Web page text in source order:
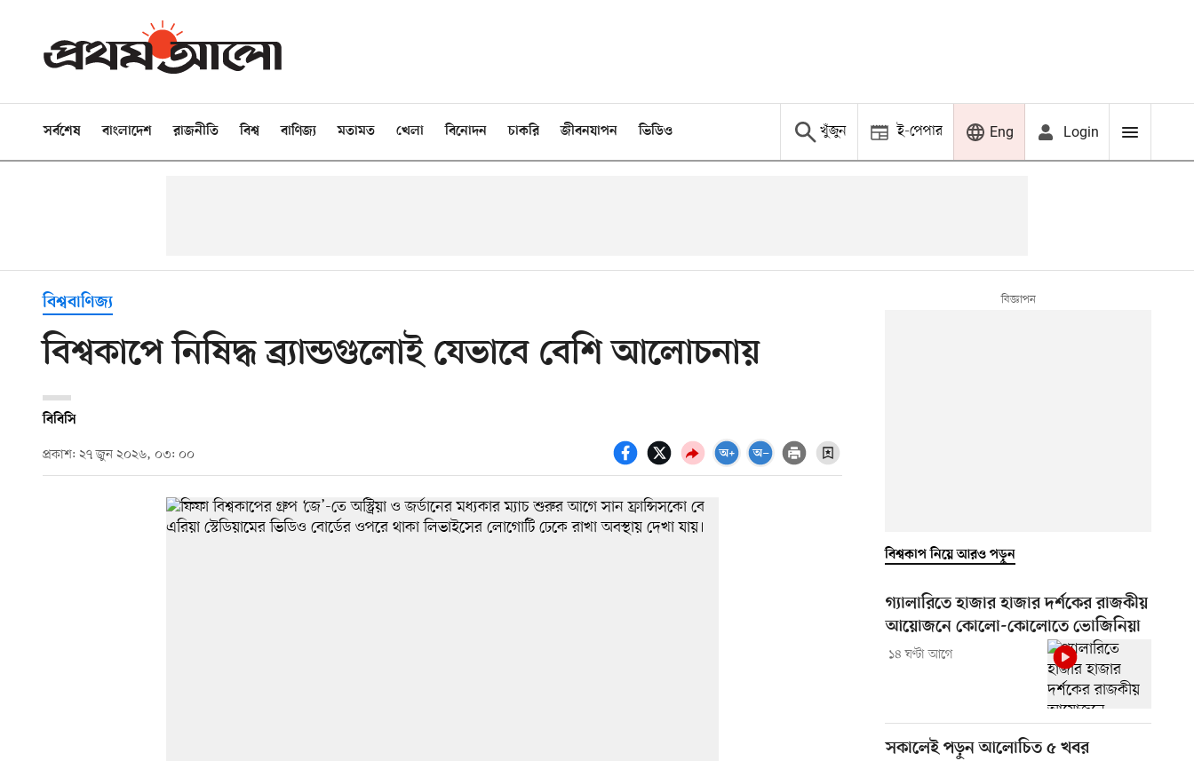
সর্বশেষ বাংলাদেশ রাজনীতি বিশ্ব বাণিজ্য মতামত খেলা বিনোদন চাকরি জীবনযাপন ভিডিও খুঁজুন ই-পেপার Eng Login
বিশ্ববাণিজ্য
বিশ্বকাপে নিষিদ্ধ ব্র্যান্ডগুলোই যেভাবে বেশি আলোচনায়
বিবিসি
প্রকাশ: ২৭ জুন ২০২৬, ০৩: ০০
বিশ্বকাপ নিয়ে আরও পড়ুন
গ্যালারিতে হাজার হাজার দর্শকের রাজকীয়
আয়োজনে কোলো-কোলোতে ভোজিনিয়া
১৪ ঘণ্টা আগে
সকালেই পড়ুন আলোচিত ৫ খবর